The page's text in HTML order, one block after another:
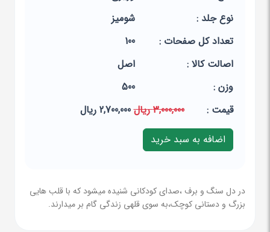
نوع جلد :
شومیز
تعداد کل صفحات :
100
اصالت کالا :
اصل
وزن :
500
قيمت :
3,000,000 ریال 2,700,000 ریال
در دل سنگ و برف ،صدای کودکانی شنیده میشود که با قلب هایی
بزرگ و دستانی کوچک،به سوی قلهی زندگی گام بر میدارند.